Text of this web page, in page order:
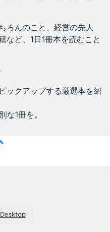
ろんのこと、経営の先人
など、1日1冊本を読むこと
ックアップする厳選本を紹
な1冊を。
Desktop